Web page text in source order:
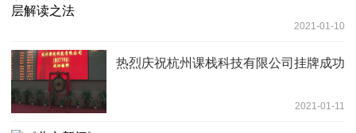
2021-01-10
热烈庆祝杭州课栈科技有限公司挂牌成功
2021-01-11